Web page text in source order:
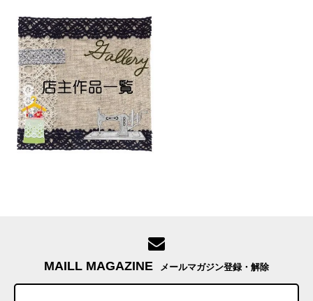
MAILL MAGAZINE メールマガジン登録・解除